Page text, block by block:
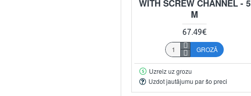
WITH SCREW CHANNEL - 5
M
67.49€
GROZĀ
Uzreiz uz grozu
Uzdot jautājumu par šo preci